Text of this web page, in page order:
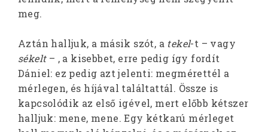
meg.
Aztán halljuk, a másik szót, a tekel-t – vagy
sékelt– , a kisebbet, erre pedig így fordít
Dániel: ez pedig azt jelenti: megmérettél a
mérlegen, és híjával találtattál. Össze is
kapcsolódik az első igével, mert előbb kétszer
halljuk: mene, mene. Egy kétkarú mérleget